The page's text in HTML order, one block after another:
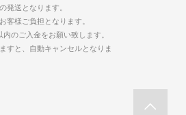
発送となります。
客様ご負担となります。
内のご入金をお願い致します。
すと、自動キャンセルとなりま